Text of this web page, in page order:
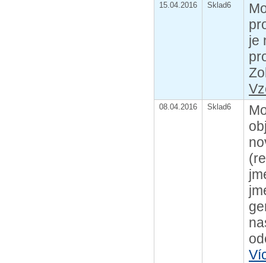
15.04.2016 Sklad6
je
08.04.2016 Sklad6